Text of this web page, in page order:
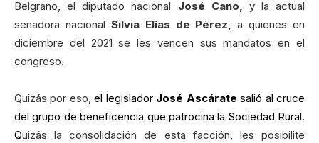
Belgrano, el diputado nacional José Cano, y la actual
senadora nacional Silvia Elías de Pérez,a quienes en
diciembre del 2021 se les vencen sus mandatos en el
congreso.
Quizás por eso,el legislador José Ascárate salió al cruce
del grupo de beneficencia que patrocina la Sociedad Rural.
Quizás la consolidación de esta facción, les posibilite